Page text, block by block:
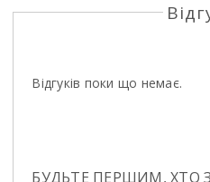
Відгуків поки що немає.
БУДЬТЕ ПЕРШИМ, ХТО